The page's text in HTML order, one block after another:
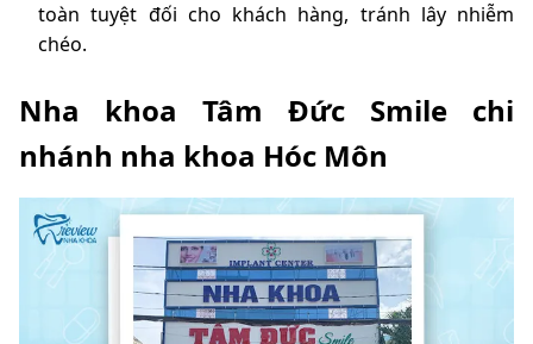
toàn tuyệt đối cho khách hàng, tránh lây nhiễm
chéo.
Nha khoa Tâm Đức Smile chi
nhánh nha khoa Hóc Môn